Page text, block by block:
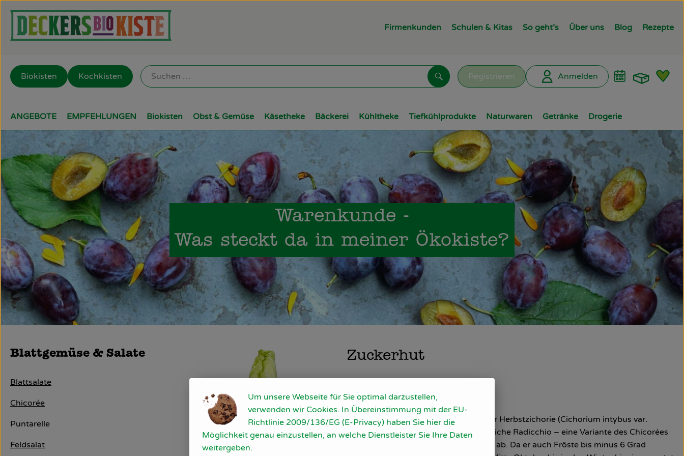
Firmenkunden Schulen & Kitas So geht’s Über uns Blog Rezepte
Registrieren Anmelden
Suchen
Biokisten Kochkisten
ANGEBOTE EMPFEHLUNGEN Biokisten Obst & Gemüse Käsetheke Bäckerei Kühltheke Tiefkühlprodukte Naturwaren Getränke Drogerie
Warenkunde -
Was steckt da in meiner Ökokiste?
Blattgemüse & Salate
Blattsalate
Chicorée
Puntarelle
Feldsalat
Zuckerhut
Wo kommt´s her?
Zuckerhut wird auch Fleischkraut oder Herbstzichorie (Cichorium intybus var.
foliosum) genannt. Er ist – wie der rötliche Radicchio – eine Variante des Chicorées
und stammt von der wilden Wegwarte ab. Da er auch Fröste bis minus 6 Grad
Um unsere Webseite für Sie optimal darzustellen,
verwenden wir Cookies. In Übereinstimmung mit der EU-
Richtlinie 2009/136/EG (E-Privacy) haben Sie hier die
Möglichkeit genau einzustellen, an welche Dienstleister Sie Ihre Daten
weitergeben.